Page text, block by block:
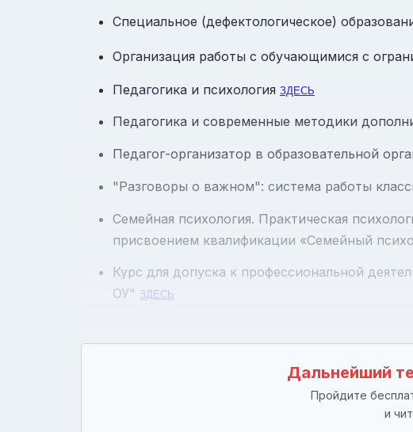
Специальное (дефектологическое)
Организация работы с обучающимися с
Педагогика и психология ЗДЕСЬ
Педагогика и современные методики
Педагог-организатор в образовательной
"Разговоры о важном": система работы
Семейная психология. Практическая
присвоением квалификации «Семейный
Курс для допуска к профессиональной
ОУ" ЗДЕСЬ
Дальнейший
Пройдите
и